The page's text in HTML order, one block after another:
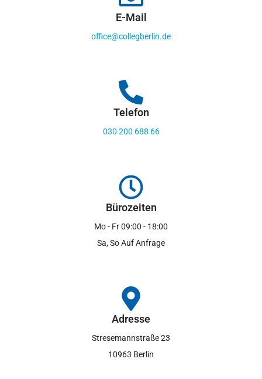
E-Mail
office@collegberlin.de
Telefon
030 200 688 66
Bürozeiten
Mo - Fr 09:00 - 18:00
Sa, So Auf Anfrage
Adresse
Stresemannstraße 23
10963 Berlin